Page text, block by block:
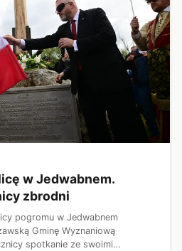
w Jedwabnem.
zbrodni
pogromu w Jedwabnem
Gminę Wyznaniową
spotkanie ze swoimi